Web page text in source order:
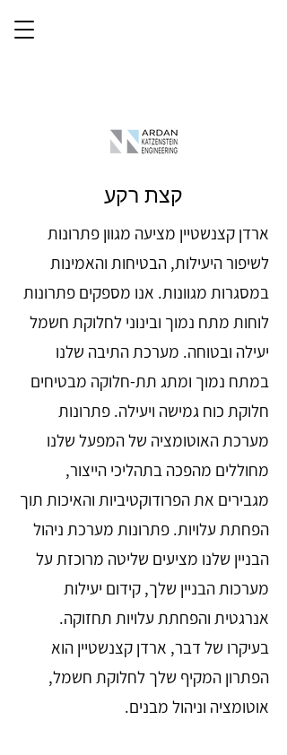
קצת רקע
ארדן קצנשטיין מציעה מגוון פתרונות
לשיפור היעילות, הבטיחות והאמינות
במסגרות מגוונות. אנו מספקים פתרונות
לוחות מתח נמוך ובינוני לחלוקת חשמל
יעילה ובטוחה. מערכת התיבה שלנו
במתח נמוך ומתג תת-חלוקה מבטיחים
חלוקת כוח גמישה ויעילה. פתרונות
מערכת האוטומציה של המפעל שלנו
מחוללים מהפכה בתהליכי הייצור,
מגבירים את הפרודוקטיביות והאיכות תוך
הפחתת עלויות. פתרונות מערכת ניהול
הבניין שלנו מציעים שליטה מרוכזת על
מערכות הבניין שלך, קידום יעילות
אנרגטית והפחתת עלויות תחזוקה.
בעיקרו של דבר, ארדן קצנשטיין הוא
הפתרון המקיף שלך לחלוקת חשמל,
אוטומציה וניהול מבנים.